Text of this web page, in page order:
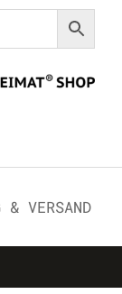
& VERSAND